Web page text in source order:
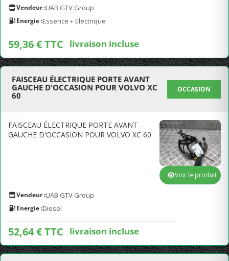
Vendeur :UAB GTV Group
Energie :Essence + Electrique
59,36 € TTC livraison incluse
FAISCEAU ÉLECTRIQUE PORTE AVANT
GAUCHE D'OCCASION POUR VOLVO XC
60
OCCASION
FAISCEAU ÉLECTRIQUE PORTE AVANT
GAUCHE D'OCCASION POUR VOLVO XC 60
Vendeur :UAB GTV Group
Energie :Diesel
52,64 € TTC livraison incluse
Voir le produit